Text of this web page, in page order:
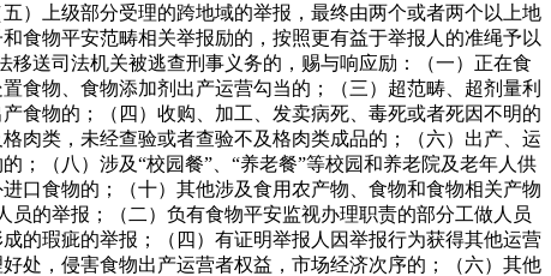
）上级部分受理的跨地域的举报，最终由两个或者两个以上地
食物平安范畴相关举报励的，按照更有益于举报人的准绳予以
送司法机关被逃查刑事义务的，赐与响应励：（一）正在食
食物、食物添加剂出产运营勾当的；（三）超范畴、超剂量利
食物的；（四）收购、加工、发卖病死、毒死或者死因不明的
肉类，未经查验或者查验不及格肉类成品的；（六）出产、运
；（八）涉及“校园餐”、“养老餐”等校园和养老院及老年人供
口食物的；（十）其他涉及食用农产物、食物和食物相关产物
的举报；（二）负有食物平安监视办理职责的部分工做人员
的瑕疵的举报；（四）有证明举报人因举报行为获得其他运营
处，侵害食物出产运营者权益，市场经济次序的；（六）其他